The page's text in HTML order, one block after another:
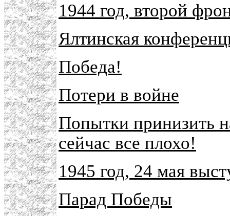
1944 год, второй
Ялтинская
Победа!
Потери в войне
Попытки принизить
сейчас все плохо!
1945 год, 24 мая
Парад Победы